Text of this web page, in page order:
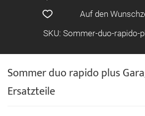
Sommer duo rapido plus
Ersatzteile
Auf den
SKU: Sommer-duo-rapido-